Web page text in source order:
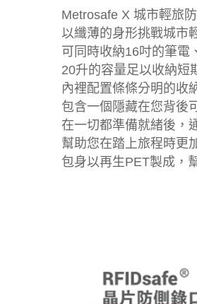
Metrosafe X 城市輕旅
以纖薄的身形挑戰城市
可同時收納16吋的筆電
20升的容量足以收納短
內裡配置條條分明的收
包含一個隱藏在您背後
在一切都準備就緒後，
幫助您在踏上旅程時更
包身以再生PET製成，